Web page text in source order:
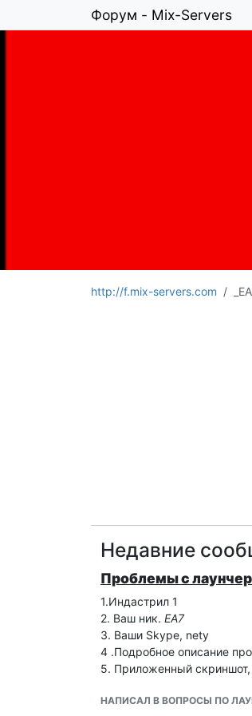
Форум - Mix-Servers
http://f.mix-servers.com
Недавние
Проблемы с
1.Индастрил 1
2. Ваш ник. EA7
3. Ваши Skype, nety
4 .Подробное описание
5. Приложенный
НАПИСАЛ В ВОПРОСЫ ПО